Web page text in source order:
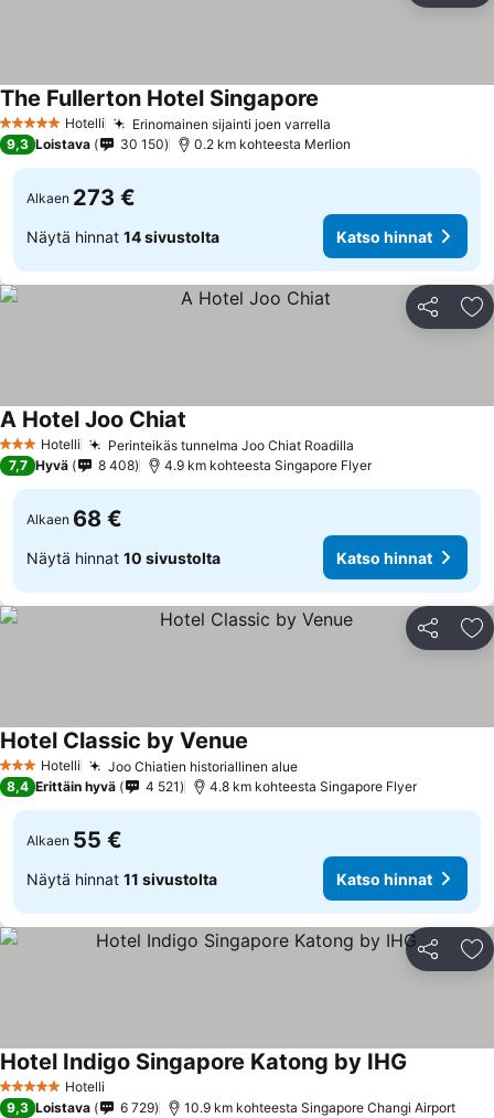
5 Tähtiluokitus
Hotelli Erinomainen sijainti joen varrella
The Fullerton Hotel Singapore
9,3 Loistava 30 150 0.2 km kohteesta Merlion
Alkaen 273 €
Näytä hinnat 14 sivustolta Katso hinnat
Jaa
3 Tähtiluokitus
Hotelli Perinteikäs tunnelma Joo Chiat Roadilla
A Hotel Joo Chiat
7,7 Hyvä 8 408 4.9 km kohteesta Singapore Flyer
Alkaen 68 €
Näytä hinnat 10 sivustolta Katso hinnat
Jaa
3 Tähtiluokitus
Hotelli Joo Chiatien historiallinen alue
Hotel Classic by Venue
8,4 Erittäin hyvä 4 521 4.8 km kohteesta Singapore Flyer
Alkaen 55 €
Näytä hinnat 11 sivustolta Katso hinnat
Jaa
5 Tähtiluokitus
Hotelli
Hotel Indigo Singapore Katong by IHG
9,3 Loistava 6 729 10.9 km kohteesta Singapore Changi Airport